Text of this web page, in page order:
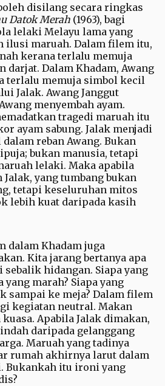
disilang secara ringkas
Datok Merah (1963), bagi
lelaki Melayu lama yang
ilusi maruah. Dalam filem itu,
kerana terlalu memuja
darjat. Dalam Khadam, Awang
terlalu memuja simbol kecil
Jalak. Awang Janggut
menyembah ayam.
tragedi maruah itu
ayam sabung. Jalak menjadi
reban Awang. Bukan
bukan manusia, tetapi
lelaki. Maka apabila
yang tumbang bukan
tetapi keseluruhan mitos
lebih kuat daripada kasih
dalam Khadam juga
Kita jarang bertanya apa
sebalik hidangan. Siapa yang
yang marah? Siapa yang
sampai ke meja? Dalam filem
kegiatan neutral. Makan
Apabila Jalak dimakan,
daripada gelanggang
Maruah yang tadinya
rumah akhirnya larut dalam
Bukankah itu ironi yang